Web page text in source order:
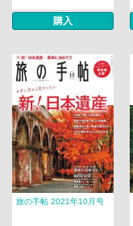
購入
旅の手帖 2021年10月号